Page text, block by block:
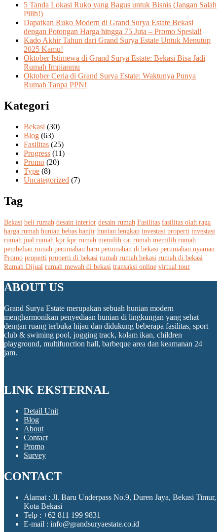
5 Tanda Lokasi Ruko yang Bagus untuk Bisnis (Jangan Salah
Pilih!)
Dapatkan Ruko Modern di Grand Surya Estate Bekasi
dengan Potongan Harga hingga 75 Juta – Promo Spesial!
Kado Akhir Tahun dari Grand Surya Estate Untuk Menutup
2025 Kamu!
Oktober Istimewa di Grand Surya Estate: Bekasi Bisa Jadi
Rumah Impianmu
Oktober Ceria di Grand Surya Estate: Waktunya Punya
Rumah Tanpa PPN!
Kategori
Bekasi (30)
Blog (63)
Fasilitas (25)
Progress (11)
Promo (20)
Type (8)
Uncategorized (7)
Tag
Bekasi beli rumah desain interior desain rumah Fasilitas fasilitas olah raga
harga rumah hunian bebas banjir hunian lengkap investasi properti investasi
rumah jual rumah kpr kpr rumah memilih cat rumah memilih rumah
pembelian rumah perumahan baru perumahan di bekasi perumahan nyaman
Promo properti properti di bekasi rumah rumah bekasi rumah di bekasi
Rumah Dijual rumah mewah di bekasi transaksi online virtual tour
ABOUT US
Grand Surya Estate merupakan sebuah hunian modern
mengharmonikan penyediaan hunian di lingkungan yang sehat
dengan ruang terbuka hijau dan didukung beberapa fasilitas, sport
club & swiming pool, jogging track, kolam ikan, children
playground, multifunction hall, barbeque area dan keamanan 24
jam.
LINK EKSTERNAL
Detail Unit
Blog
About
Contact
Promo
Survey
CONTACT
Alamat : Jl. Baru Underpass No.9, Duren Jaya, Bekasi Timur,
Kota Bekasi
Telp : +62 811 199 9831
E-mail : info@grandsuryaestate.co.id